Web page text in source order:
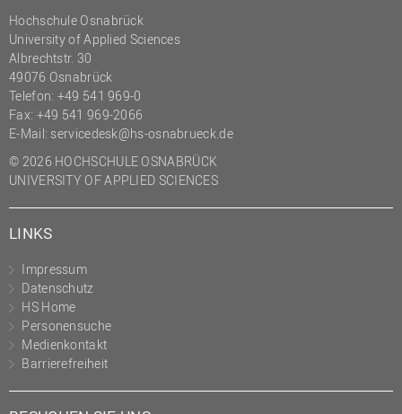
(PMO)
Prozessmanagement
Recht
Science to Business GmbH
Studierendensekretariat
Studium und Lehre
Transfer- und
Innovationsmanagement
Hochschule Osnabrück
University of Applied Sciences
Albrechtstr. 30
49076 Osnabrück
Telefon: +49 541 969-0
Fax: +49 541 969-2066
E-Mail: servicedesk@hs-osnabrueck.de
© 2026 HOCHSCHULE OSNABRÜCK
UNIVERSITY OF APPLIED SCIENCES
LINKS
Impressum
Datenschutz
HS Home
Personensuche
Medienkontakt
Barrierefreiheit